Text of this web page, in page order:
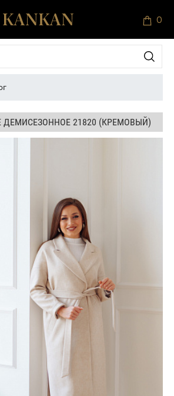
0
ДЕМИСЕЗОННОЕ 21820 (КРЕМОВЫЙ)